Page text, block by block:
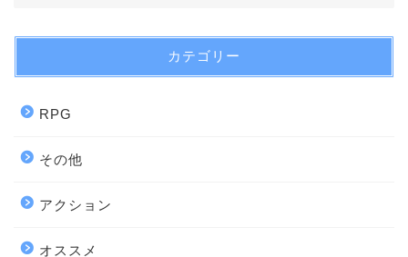
カテゴリー
RPG
その他
アクション
オススメ